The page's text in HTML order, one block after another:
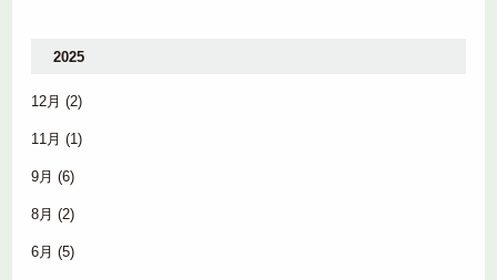
2025
12月 (2)
11月 (1)
9月 (6)
8月 (2)
6月 (5)